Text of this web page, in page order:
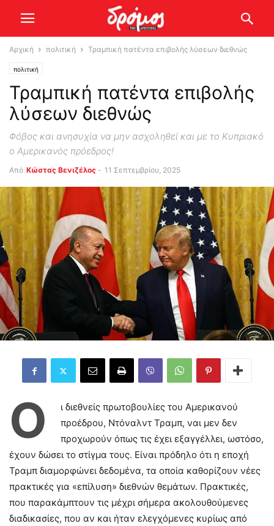
Αρχική πολιτική Τραμπική πατέντα επιβολής λύσεων διεθνώς
πολιτική
Τραμπική πατέντα επιβολής
λύσεων διεθνώς
Φόβος και ανησυχία να μην ασχοληθεί και με το Κυπριακό
ο Αμερικανός πρόεδρος!
Από Κώστας Βενιζέλος - 11 Σεπτεμβρίου, 2025
Ο
ι διεθνείς πρωτοβουλίες του Αμερικανού
προέδρου, Ντόναλντ Τραμπ, ναι μεν δεν
προχωρούν όπως τις έχει εξαγγέλλει, ωστόσο,
έχουν δώσει το στίγμα τους. Είναι πρόδηλο ότι η εποχή
Τραμπ διαμορφώνει δεδομένα, τα οποία καθορίζουν νέες
πρακτικές για «επίλυση» διεθνών θεμάτων. Πρακτικές,
που παρακάμπτουν τις μέχρι σήμερα ακολουθούμενες
διαδικασίες, που αν και ήταν ελεγχόμενες κυρίως από